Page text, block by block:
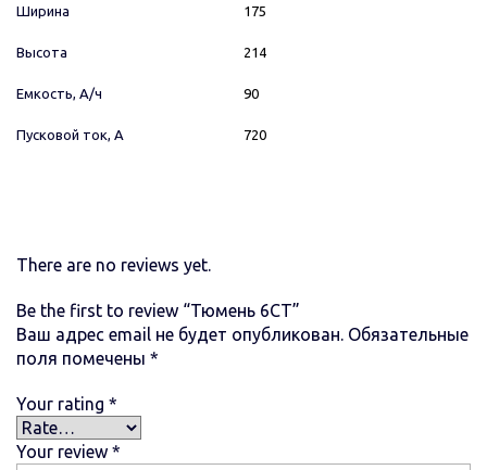
Ширина 175
Высота 214
Емкость, А/ч 90
Пусковой ток, А 720
There are no reviews yet.
Be the first to review “Тюмень 6СТ”
Ваш адрес email не будет опубликован. Обязательные
поля помечены *
Your rating *
Your review *